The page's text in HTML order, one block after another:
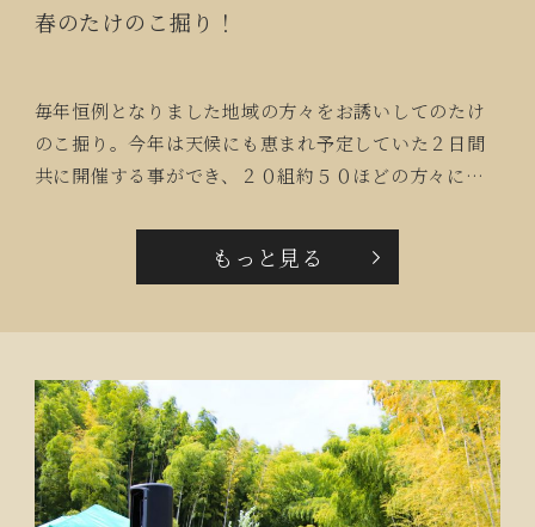
春のたけのこ掘り！
毎年恒例となりました地域の方々をお誘いしてのたけ
のこ掘り。今年は天候にも恵まれ予定していた２日間
共に開催する事ができ、２０組約５０ほどの方々に参
収穫後は「たけのこご飯に煮物、天ぷらも良いわよね
もっと見る